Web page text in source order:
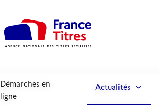
Démarches en
ligne
Actualités